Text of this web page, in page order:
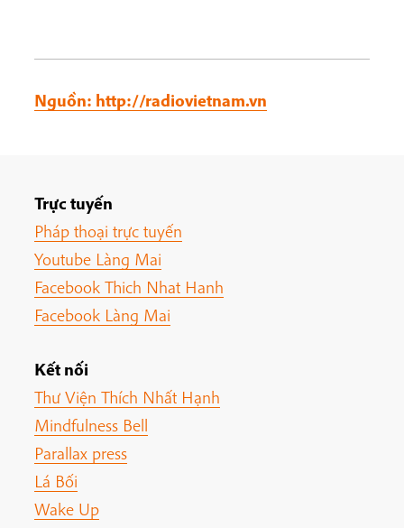
Nguồn: http://radiovietnam.vn
Trực tuyến
Pháp thoại trực tuyến
Youtube Làng Mai
Facebook Thich Nhat Hanh
Facebook Làng Mai
Kết nối
Thư Viện Thích Nhất Hạnh
Mindfulness Bell
Parallax press
Lá Bối
Wake Up